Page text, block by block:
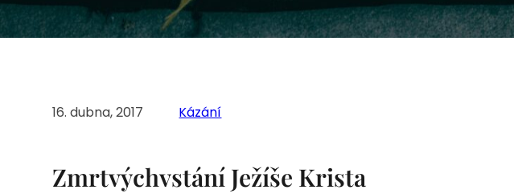
16. dubna, 2017 Kázání
Zmrtvýchvstání Ježíše Krista